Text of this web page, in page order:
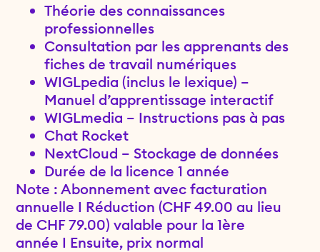
Théorie des connaissances
professionnelles
Consultation par les apprenants des
fiches de travail numériques
WIGLpedia (inclus le lexique) –
Manuel d’apprentissage interactif
WIGLmedia – Instructions pas à pas
Chat Rocket
NextCloud – Stockage de données
Durée de la licence 1 année
Note : Abonnement avec facturation
annuelle I Réduction (CHF 49.00 au lieu
de CHF 79.00) valable pour la 1ère
année I Ensuite, prix normal